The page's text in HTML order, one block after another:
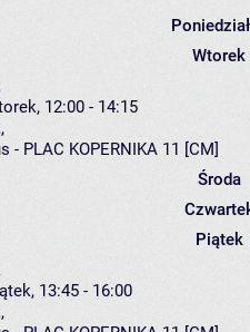
Wtorek
12:00 - 14:15
,
- PLAC KOPERNIKA 11 [CM]
Środa
Piątek
13:45 - 16:00
,